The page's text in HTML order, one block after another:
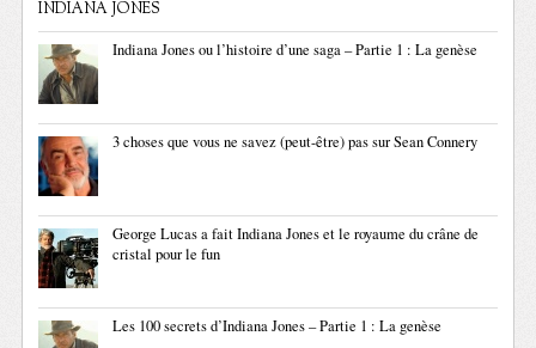
INDIANA JONES
Indiana Jones ou l’histoire d’une saga – Partie 1 : La genèse
3 choses que vous ne savez (peut-être) pas sur Sean Connery
George Lucas a fait Indiana Jones et le royaume du crâne de
cristal pour le fun
Les 100 secrets d’Indiana Jones – Partie 1 : La genèse